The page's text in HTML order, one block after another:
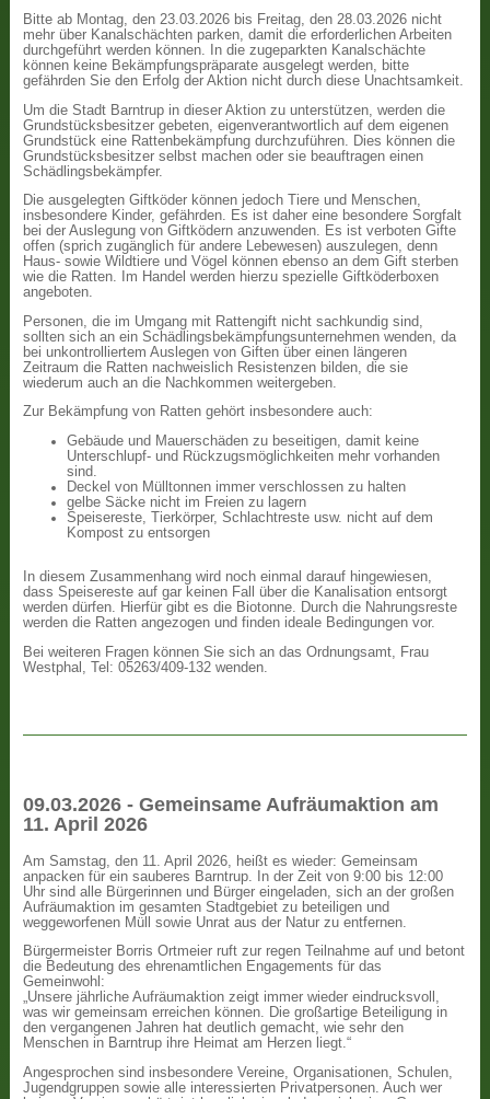
Bitte ab Montag, den 23.03.2026 bis Freitag, den 28.03.2026 nicht
mehr über Kanalschächten parken, damit die erforderlichen Arbeiten
durchgeführt werden können. In die zugeparkten Kanalschächte
können keine Bekämpfungspräparate ausgelegt werden, bitte
gefährden Sie den Erfolg der Aktion nicht durch diese Unachtsamkeit.
Um die Stadt Barntrup in dieser Aktion zu unterstützen, werden die
Grundstücksbesitzer gebeten, eigenverantwortlich auf dem eigenen
Grundstück eine Rattenbekämpfung durchzuführen. Dies können die
Grundstücksbesitzer selbst machen oder sie beauftragen einen
Schädlingsbekämpfer.
Die ausgelegten Giftköder können jedoch Tiere und Menschen,
insbesondere Kinder, gefährden. Es ist daher eine besondere Sorgfalt
bei der Auslegung von Giftködern anzuwenden. Es ist verboten Gifte
offen (sprich zugänglich für andere Lebewesen) auszulegen, denn
Haus- sowie Wildtiere und Vögel können ebenso an dem Gift sterben
wie die Ratten. Im Handel werden hierzu spezielle Giftköderboxen
angeboten.
Personen, die im Umgang mit Rattengift nicht sachkundig sind,
sollten sich an ein Schädlingsbekämpfungsunternehmen wenden, da
bei unkontrolliertem Auslegen von Giften über einen längeren
Zeitraum die Ratten nachweislich Resistenzen bilden, die sie
wiederum auch an die Nachkommen weitergeben.
Zur Bekämpfung von Ratten gehört insbesondere auch:
Gebäude und Mauerschäden zu beseitigen, damit keine
Unterschlupf- und Rückzugsmöglichkeiten mehr vorhanden
sind.
Deckel von Mülltonnen immer verschlossen zu halten
gelbe Säcke nicht im Freien zu lagern
Speisereste, Tierkörper, Schlachtreste usw. nicht auf dem
Kompost zu entsorgen
In diesem Zusammenhang wird noch einmal darauf hingewiesen,
dass Speisereste auf gar keinen Fall über die Kanalisation entsorgt
werden dürfen. Hierfür gibt es die Biotonne. Durch die Nahrungsreste
werden die Ratten angezogen und finden ideale Bedingungen vor.
Bei weiteren Fragen können Sie sich an das Ordnungsamt, Frau
Westphal, Tel: 05263/409-132 wenden.
09.03.2026 - Gemeinsame Aufräumaktion am
11. April 2026
Am Samstag, den 11. April 2026, heißt es wieder: Gemeinsam
anpacken für ein sauberes Barntrup. In der Zeit von 9:00 bis 12:00
Uhr sind alle Bürgerinnen und Bürger eingeladen, sich an der großen
Aufräumaktion im gesamten Stadtgebiet zu beteiligen und
weggeworfenen Müll sowie Unrat aus der Natur zu entfernen.
Bürgermeister Borris Ortmeier ruft zur regen Teilnahme auf und betont
die Bedeutung des ehrenamtlichen Engagements für das
Gemeinwohl:
„Unsere jährliche Aufräumaktion zeigt immer wieder eindrucksvoll,
was wir gemeinsam erreichen können. Die großartige Beteiligung in
den vergangenen Jahren hat deutlich gemacht, wie sehr den
Menschen in Barntrup ihre Heimat am Herzen liegt.“
Angesprochen sind insbesondere Vereine, Organisationen, Schulen,
Jugendgruppen sowie alle interessierten Privatpersonen. Auch wer